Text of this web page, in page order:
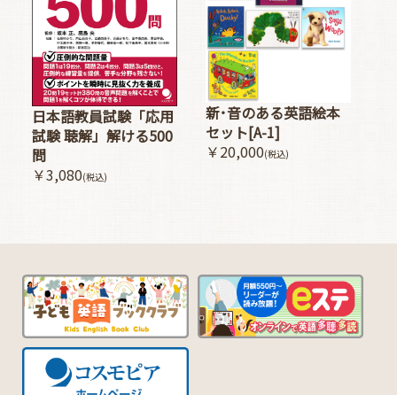
日本語教員試験「応用
試験 聴解」解ける500
問
￥3,080(税込)
新･音のある英語絵本
セット[A-1]
￥20,000(税込)